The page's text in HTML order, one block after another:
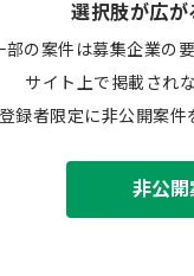
選択肢が広が
部の案件は募集企業の
サイト上で掲載され
録者限定に非公開案
非公